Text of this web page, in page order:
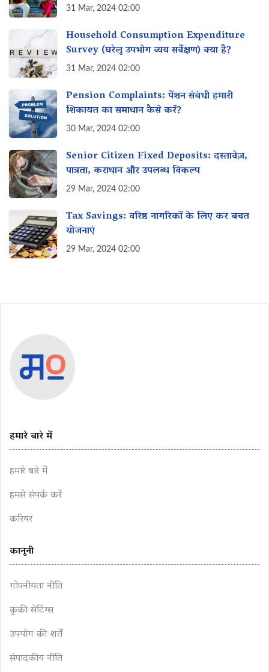
31 Mar, 2024 02:00
Household Consumption Expenditure
Survey (घरेलू उपभोग व्यय सर्वेक्षण) क्या है?
31 Mar, 2024 02:00
Pension Complaints: पेंशन संबंधी हमारी
शिकायत का समाधान कैसे करें?
30 Mar, 2024 02:00
Senior Citizen Fixed Deposits: दस्तावेज़,
पात्रता, कराधान और उपलब्ध विकल्प
29 Mar, 2024 02:00
Tax Savings: वरिष्ठ नागरिकों के लिए कर बचत
योजनाएं
29 Mar, 2024 02:00
हमारे बारे में
हमारे बारे में
हमसे संपर्क करें
करियर
कानूनी
गोपनीयता नीति
कुकी सेटिंग्स
उपयोग की शर्तें
संपादकीय नीति